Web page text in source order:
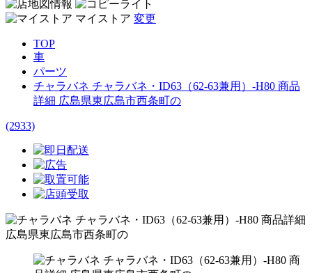
マイストア 変更
TOP
車
パーツ
チャラバネ チャラバネ・ID63（62-63兼用）-H80 商品
詳細 広島県東広島市西条町の
(2933)